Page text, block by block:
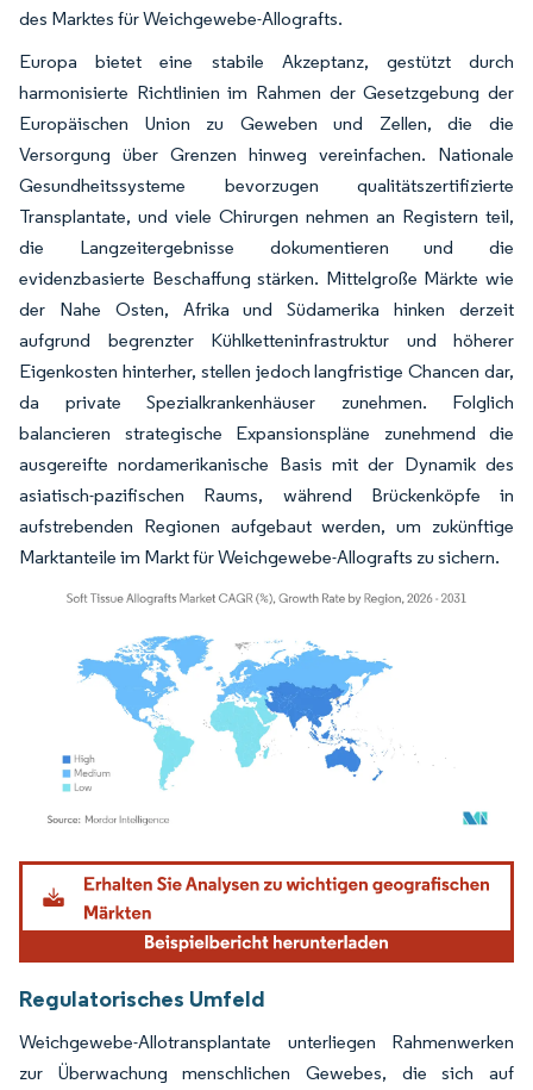
des Marktes für Weichgewebe-Allografts.
Europa bietet eine stabile Akzeptanz, gestützt durch
harmonisierte Richtlinien im Rahmen der Gesetzgebung der
Europäischen Union zu Geweben und Zellen, die die
Versorgung über Grenzen hinweg vereinfachen. Nationale
Gesundheitssysteme bevorzugen qualitätszertifizierte
Transplantate, und viele Chirurgen nehmen an Registern teil,
die Langzeitergebnisse dokumentieren und die
evidenzbasierte Beschaffung stärken. Mittelgroße Märkte wie
der Nahe Osten, Afrika und Südamerika hinken derzeit
aufgrund begrenzter Kühlketteninfrastruktur und höherer
Eigenkosten hinterher, stellen jedoch langfristige Chancen dar,
da private Spezialkrankenhäuser zunehmen. Folglich
balancieren strategische Expansionspläne zunehmend die
ausgereifte nordamerikanische Basis mit der Dynamik des
asiatisch-pazifischen Raums, während Brückenköpfe in
aufstrebenden Regionen aufgebaut werden, um zukünftige
Marktanteile im Markt für Weichgewebe-Allografts zu sichern.
Bild © Mordor Intelligence. Wiederverwendung erfordert Namensnennung gemäß
Regulatorisches Umfeld
Weichgewebe-Allotransplantate unterliegen Rahmenwerken
zur Überwachung menschlichen Gewebes, die sich auf